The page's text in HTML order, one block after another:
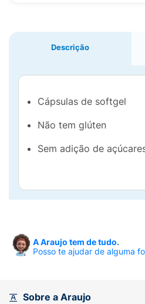
Descrição
Cápsulas de softgel
Não tem glúten
Sem adição de
A Araujo tem de tudo.
Posso te ajudar de alguma
Sobre a Araujo